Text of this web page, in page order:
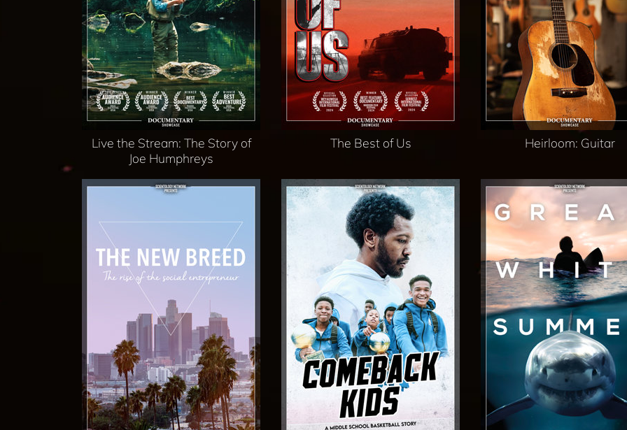
Live the Stream: The Story of
Joe Humphreys
The Best of Us Heirloom: Guitar